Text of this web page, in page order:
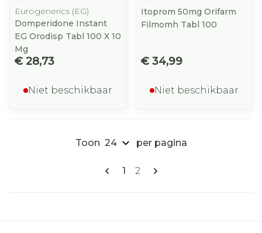
Eurogenerics (EG)
Domperidone Instant
EG Orodisp Tabl 100 X 10
Mg
€ 28,73
Niet beschikbaar
Itoprom 50mg Orifarm
Filmomh Tabl 100
€ 34,99
Niet beschikbaar
Pagina's
U lees momenteel pagina
1 Pagina
2
Toon per pagina